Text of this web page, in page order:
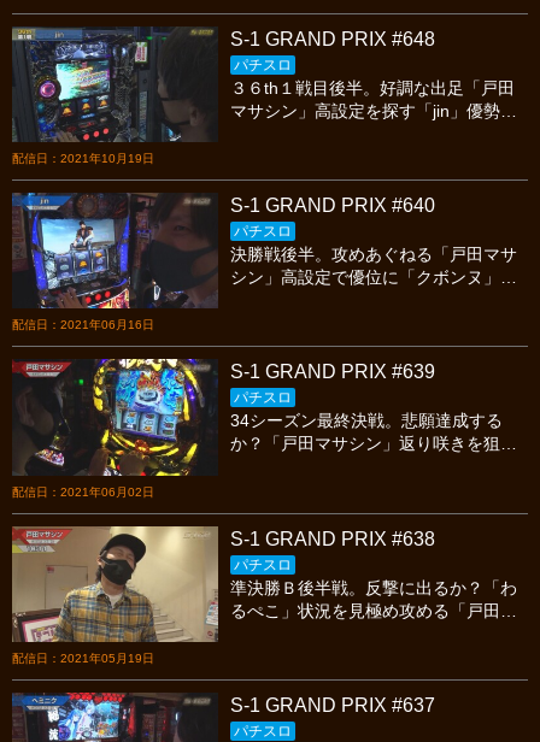
トルを見逃すな!
配信日：2021年10月19日
S-1 GRAND PRIX #648
パチスロ
３６th１戦目後半。好調な出足「戸田
マサシン」高設定を探す「jin」優勢を
バトルを見逃すな!
配信日：2021年06月16日
S-1 GRAND PRIX #640
パチスロ
決勝戦後半。攻めあぐねる「戸田マサ
シン」高設定で優位に「クボンヌ」可
配信日：2021年06月02日
S-1 GRAND PRIX #639
パチスロ
34シーズン最終決戦。悲願達成する
か？「戸田マサシン」返り咲きを狙う
ルを見逃すな!
配信日：2021年05月19日
S-1 GRAND PRIX #638
パチスロ
準決勝Ｂ後半戦。反撃に出るか？「わ
るぺこ」状況を見極め攻める「戸田マ
トルを見逃すな!
S-1 GRAND PRIX #637
パチスロ